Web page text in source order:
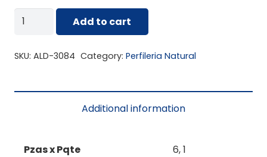
ALD-
Add to cart
SKU: ALD-3084 Category: Perfileria Natural
Additional information
Pzas x Pqte 6, 1